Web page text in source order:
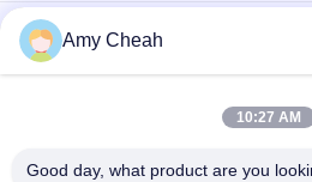
OEM 20 ব্যান্ড সেল ফোন 2G 3G 4G 5G
868 সিগন্যাল জ্যামার
Amy Cheah
10:27 AM
Good day, what product are you